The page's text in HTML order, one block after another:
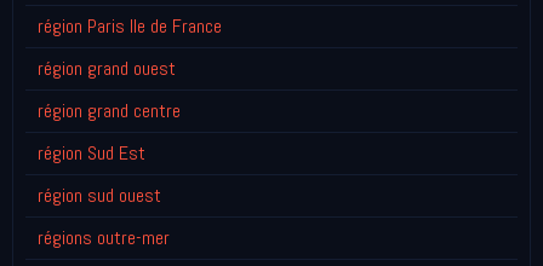
région Paris Ile de France
région grand ouest
région grand centre
région Sud Est
région sud ouest
régions outre-mer